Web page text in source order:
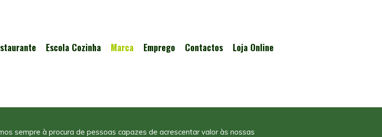
Escola Cozinha Marca Emprego Contactos Loja Online
sempre à procura de pessoas capazes de acrescentar valor às nossas